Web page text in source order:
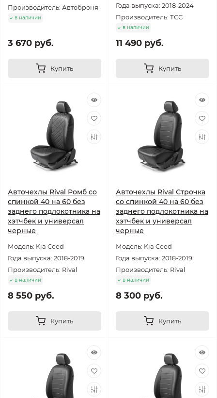
Производитель: Автоброня
в наличии
3 670 руб.
Купить
Года выпуска: 2018-2024
Производитель: ТСС
в наличии
11 490 руб.
Купить
Авточехлы Rival Ромб со
спинкой 40 на 60 без
заднего подлокотника на
хэтчбек и универсал
черные
Модель: Kia Ceed
Года выпуска: 2018-2019
Производитель: Rival
в наличии
8 550 руб.
Купить
Авточехлы Rival Строчка
со спинкой 40 на 60 без
заднего подлокотника на
хэтчбек и универсал
черные
Модель: Kia Ceed
Года выпуска: 2018-2019
Производитель: Rival
в наличии
8 300 руб.
Купить